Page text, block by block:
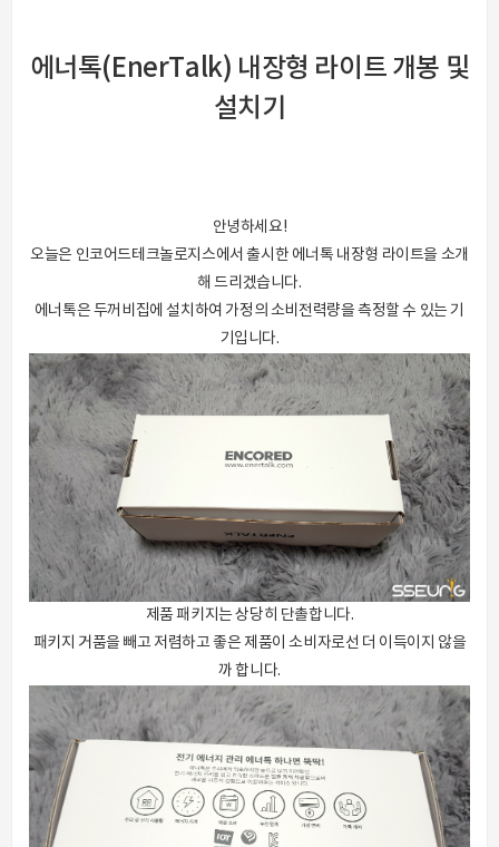
에너톡(EnerTalk) 내장형 라이트 개봉 및
설치 기
안녕하세요!
오늘은 인코어드테크놀로지스에서 출시한 에너톡 내장형 라이트을 소개
해 드리겠습니다.
에너톡은 두꺼비집에 설치하여 가정의 소비전력량을 측정할 수 있는 기
기입니다.
제품 패키지는 상당히 단촐합니다.
패키지 거품을 빼고 저렴하고 좋은 제품이 소비자로선 더 이득이지 않을
까 합니다.